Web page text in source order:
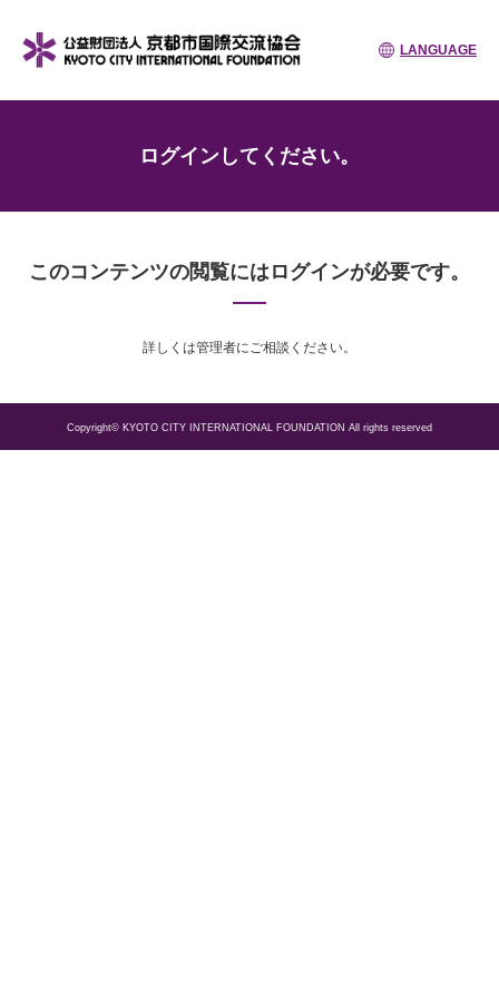
LANGUAGE
ログインしてください。
このコンテンツの閲覧にはログインが必要です。
詳しくは管理者にご相談ください。
Copyright© KYOTO CITY INTERNATIONAL FOUNDATION All rights reserved